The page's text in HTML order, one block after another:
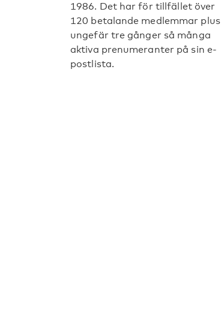
1986. Det har för tillfället över
120 betalande medlemmar plus
ungefär tre gånger så många
aktiva prenumeranter på sin e-
postlista.